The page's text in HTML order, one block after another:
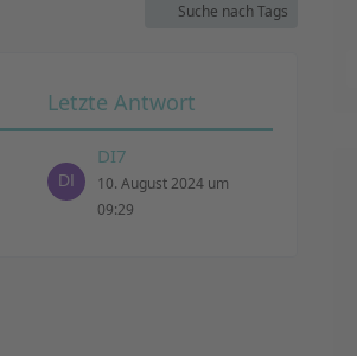
Suche nach Tags
Letzte Antwort
DI7
10. August 2024 um
09:29